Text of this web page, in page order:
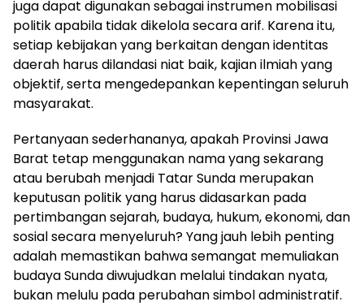
juga dapat digunakan sebagai instrumen mobilisasi
politik apabila tidak dikelola secara arif. Karena itu,
setiap kebijakan yang berkaitan dengan identitas
daerah harus dilandasi niat baik, kajian ilmiah yang
objektif, serta mengedepankan kepentingan seluruh
masyarakat.
Pertanyaan sederhananya, apakah Provinsi Jawa
Barat tetap menggunakan nama yang sekarang
atau berubah menjadi Tatar Sunda merupakan
keputusan politik yang harus didasarkan pada
pertimbangan sejarah, budaya, hukum, ekonomi, dan
sosial secara menyeluruh? Yang jauh lebih penting
adalah memastikan bahwa semangat memuliakan
budaya Sunda diwujudkan melalui tindakan nyata,
bukan melulu pada perubahan simbol administratif.